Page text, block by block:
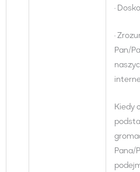
·
·
Pan/
Kiedy
Pana/